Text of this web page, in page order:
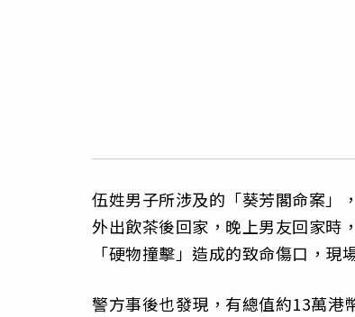
伍姓男子所涉及的「葵芳閣命案」
外出飲茶後回家，晚上男友回家時
「硬物撞擊」造成的致命傷口，
警方事後也發現，有總值約13萬港